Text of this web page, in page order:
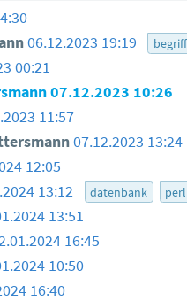
06.12.2023 19:19 begriff
00:21
07.12.2023 10:26
11:57
07.12.2023 13:24
12:05
13:12 datenbank perl
13:51
16:45
10:50
16:40